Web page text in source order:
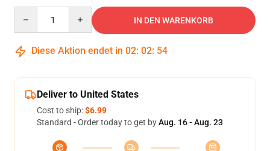
IN DEN WARENKORB
Diese Aktion endet in 02: 02: 54
Deliver to United States
Cost to ship:$6.99
Standard - Order today to get byAug. 16 - Aug. 23